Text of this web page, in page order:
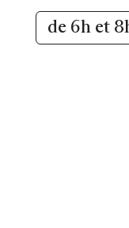
de 6h et